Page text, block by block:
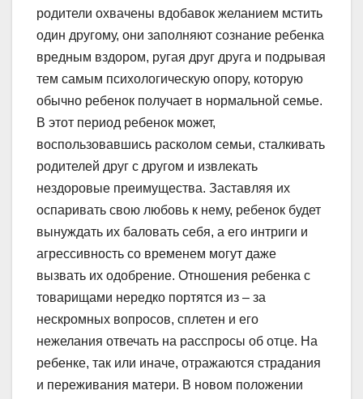
родители охвачены вдобавок желанием мстить
один другому, они заполняют сознание ребенка
вредным вздором, ругая друг друга и подрывая
тем самым психологическую опору, которую
обычно ребенок получает в нормальной семье.
В этот период ребенок может,
воспользовавшись расколом семьи, сталкивать
родителей друг с другом и извлекать
нездоровые преимущества. Заставляя их
оспаривать свою любовь к нему, ребенок будет
вынуждать их баловать себя, а его интриги и
агрессивность со временем могут даже
вызвать их одобрение. Отношения ребенка с
товарищами нередко портятся из – за
нескромных вопросов, сплетен и его
нежелания отвечать на расспросы об отце. На
ребенке, так или иначе, отражаются страдания
и переживания матери. В новом положении